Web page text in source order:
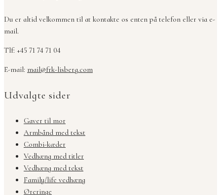
Du er altid velkommen til at kontakte os enten på telefon eller via e-
mail.
Tlf: +45 71 74 71 04
E-mail: mail@frk-lisberg.com
Udvalgte sider
Gaver til mor
Armbånd med tekst
Combi-kæder
Vedhæng med titler
Vedhæng med tekst
Family/life vedhæng
Øreringe